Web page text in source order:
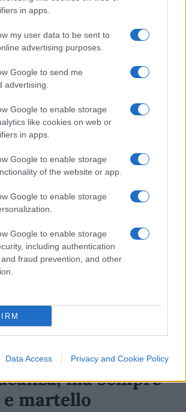
in apps.
my user data to be sent to
advertising purposes.
Google to send me
advertising.
Google to enable storage
like cookies on web or
in apps.
Google to enable storage
of the website or app.
Google to enable storage
Google to enable storage
including authentication
fraud prevention, and other
Data Access Privacy and Cookie Policy
al canale ed essere sempre
#PALESTINA
del 07/08/2026
Vai all'archivio delle vignette
dei comunisti:
ma sempre
martello